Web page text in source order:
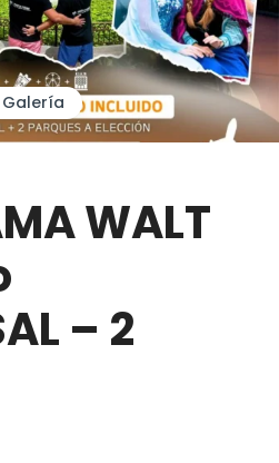
Galería
WALT
– 2